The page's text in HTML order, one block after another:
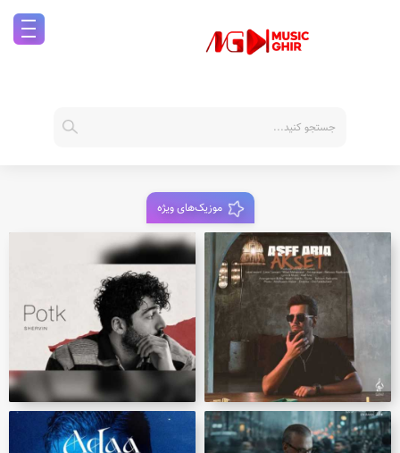
موزیک‌های ویژه